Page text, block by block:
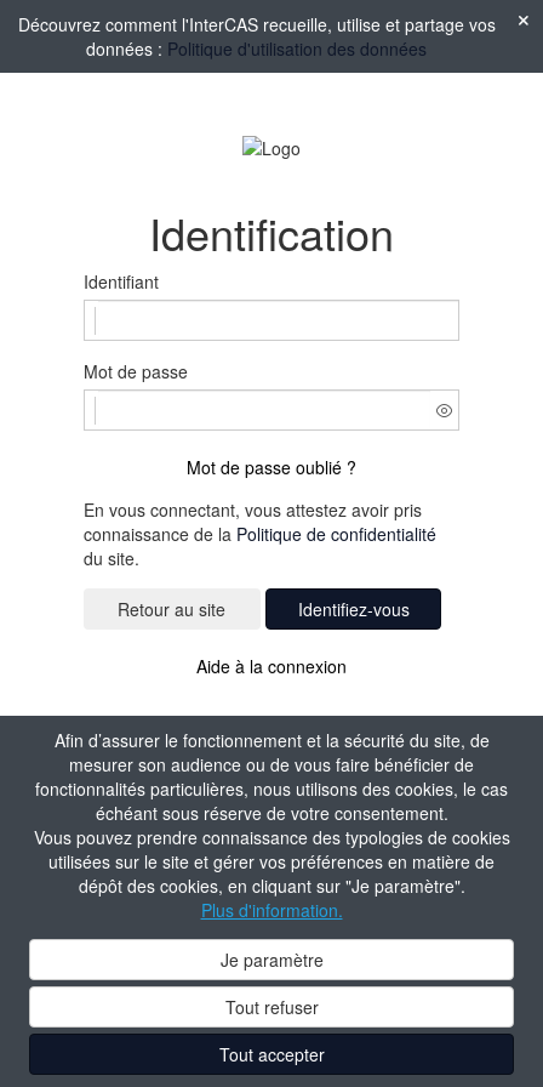
Afin d’assurer le fonctionnement et la sécurité du site, de
mesurer son audience ou de vous faire bénéficier de
fonctionnalités particulières, nous utilisons des cookies, le cas
échéant sous réserve de votre consentement.
Vous pouvez prendre connaissance des typologies de cookies
utilisées sur le site et gérer vos préférences en matière de
dépôt des cookies, en cliquant sur "Je paramètre".
Plus d'information.
Je paramètre
Tout refuser
Tout accepter
Découvrez comment l'InterCAS recueille, utilise et partage vos
données : Politique d'utilisation des données
Identification
Identifiant
Mot de passe
Mot de passe oublié ?
En vous connectant, vous attestez avoir pris
connaissance de la Politique de confidentialité
du site.
Identifiez-vous
Aide à la connexion